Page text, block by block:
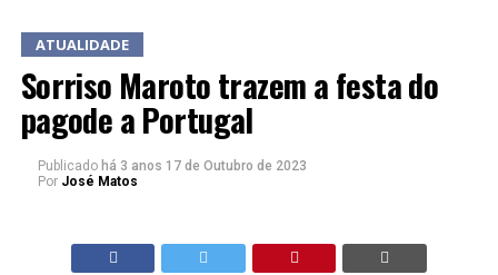
ATUALIDADE
Sorriso Maroto trazem a festa do
pagode a Portugal
Publicado há 3 anos 17 de Outubro de 2023
Por José Matos